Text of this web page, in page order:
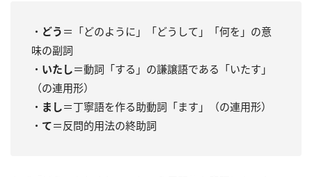
・ どう ＝「どのように」「どうして」「何を」の意
味の副詞
・ いたし＝動詞「する」の謙譲語である「いたす」
（の連用形）
・ まし＝丁寧語を作る助動詞「ます」（の連用形）
・ て＝反問的用法の終助詞